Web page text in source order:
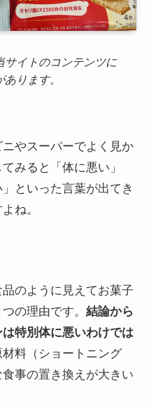
サイトのコンテンツに
ります。
やスーパーでよく見か
みると「体に悪い」
といった言葉が出てき
ね。
のように見えてお菓子
の理由です。 結論から
特別体に悪いわけでは
料（ショートニング
事の置き換えが大きい